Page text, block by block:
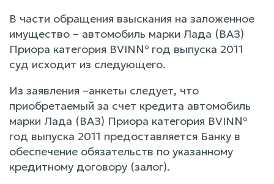
В части обращения взыскания на заложенное
имущество – автомобиль марки Лада (ВАЗ)
Приора категория ВVIN№ год выпуска 2011
суд исходит из следующего.
Из заявления –анкеты следует, что
приобретаемый за счет кредита автомобиль
марки Лада (ВАЗ) Приора категория ВVIN№
год выпуска 2011 предоставляется Банку в
обеспечение обязательств по указанному
кредитному договору (залог).